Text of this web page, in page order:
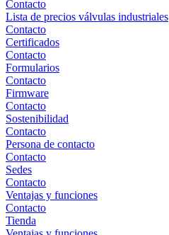
Contacto
Lista de precios válvulas industriales
Contacto
Certificados
Contacto
Formularios
Contacto
Firmware
Contacto
Sostenibilidad
Contacto
Persona de contacto
Contacto
Sedes
Contacto
Ventajas y funciones
Contacto
Tienda